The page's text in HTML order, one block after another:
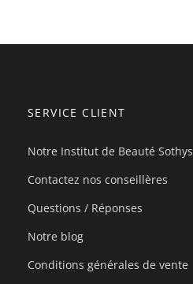
SERVICE CLIENT
Notre Institut de Beauté Sothys
Contactez nos conseillères
Questions / Réponses
Notre blog
Conditions générales de vente